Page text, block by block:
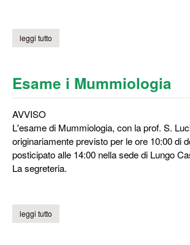
leggi tutto
Esame i Mummiologia
AVVISO
L'esame di Mummiologia, con la prof. S.
originariamente previsto per le ore 10:00 di
posticipato alle 14:00 nella sede di Lungo
La segreteria.
leggi tutto